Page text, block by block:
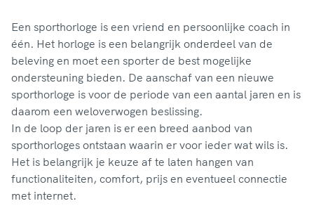
Een sporthorloge is een vriend en persoonlijke coach in
één. Het horloge is een belangrijk onderdeel van de
beleving en moet een sporter de best mogelijke
ondersteuning bieden. De aanschaf van een nieuwe
sporthorloge is voor de periode van een aantal jaren en is
daarom een weloverwogen beslissing.
In de loop der jaren is er een breed aanbod van
sporthorloges ontstaan waarin er voor ieder wat wils is.
Het is belangrijk je keuze af te laten hangen van
functionaliteiten, comfort, prijs en eventueel connectie
met internet.